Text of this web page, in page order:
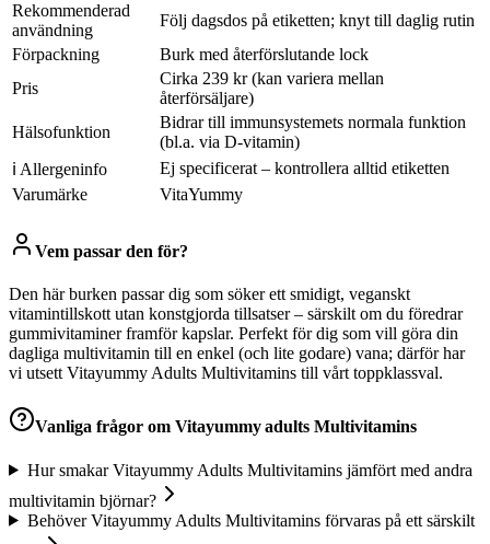
Rekommenderad
användning
Följ dagsdos på etiketten; knyt till daglig rutin
Förpackning
Burk med återförslutande lock
Pris
Cirka 239 kr (kan variera mellan
återförsäljare)
Hälsofunktion
Bidrar till immunsystemets normala funktion
(bl.a. via D-vitamin)
ℹ Allergeninfo
Ej specificerat – kontrollera alltid etiketten
Varumärke
VitaYummy
Vem passar den för?
Den här burken passar dig som söker ett smidigt, veganskt
vitamintillskott utan konstgjorda tillsatser – särskilt om du föredrar
gummivitaminer framför kapslar. Perfekt för dig som vill göra din
dagliga multivitamin till en enkel (och lite godare) vana; därför har
vi utsett Vitayummy Adults Multivitamins till vårt toppklassval.
Vanliga frågor om Vitayummy adults Multivitamins
Hur smakar Vitayummy Adults Multivitamins jämfört med andra
multivitamin björnar?
Behöver Vitayummy Adults Multivitamins förvaras på ett särskilt